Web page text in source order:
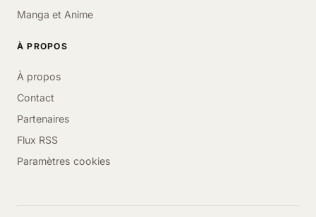
Manga et Anime
À PROPOS
À propos
Contact
Partenaires
Flux RSS
Paramètres cookies